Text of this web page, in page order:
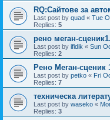
RQ:Сайтове за
Last post by quad « Tue
Replies: 5
рено меган-
Last post by ifidik « Sun
Replies: 2
Рено Меган-сценик
Last post by petko « Fri
Replies: 7
техническа
Last post by waseko «
Replies: 3